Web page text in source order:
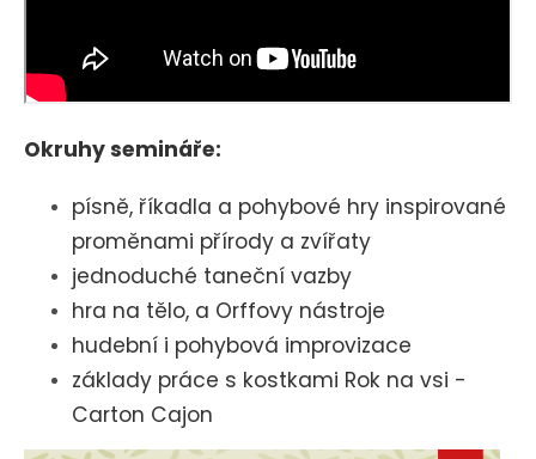
Okruhy semináře:
písně, říkadla a pohybové hry inspirované
proměnami přírody a zvířaty
jednoduché taneční vazby
hra na tělo, a Orffovy nástroje
hudební i pohybová improvizace
základy práce s kostkami Rok na vsi -
Carton Cajon